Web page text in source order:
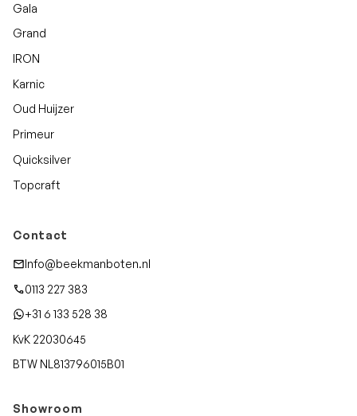
Gala
Grand
IRON
Karnic
Oud Huijzer
Primeur
Quicksilver
Topcraft
Contact
Info@beekmanboten.nl
0113 227 383
+31 6 133 528 38
KvK 22030645
BTW NL813796015B01
Showroom